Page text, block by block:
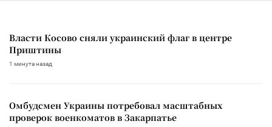
Власти Косово сняли украинский флаг в центре
Приштины
1 минута назад
Омбудсмен Украины потребовал масштабных
проверок военкоматов в Закарпатье